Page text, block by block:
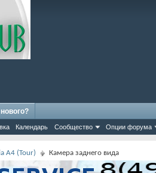
Календарь Сообщество Опции форума
A4 (Tour) Камера заднего вида